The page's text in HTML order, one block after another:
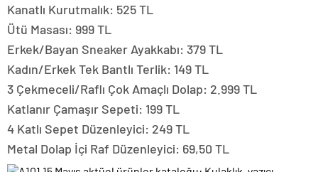
Kanatlı Kurutmalık: 525 TL
Ütü Masası: 999 TL
Erkek/Bayan Sneaker Ayakkabı: 379 TL
Kadın/Erkek Tek Bantlı Terlik: 149 TL
3 Çekmeceli/Raflı Çok Amaçlı Dolap: 2.999 TL
Katlanır Çamaşır Sepeti: 199 TL
4 Katlı Sepet Düzenleyici: 249 TL
Metal Dolap İçi Raf Düzenleyici: 69,50 TL